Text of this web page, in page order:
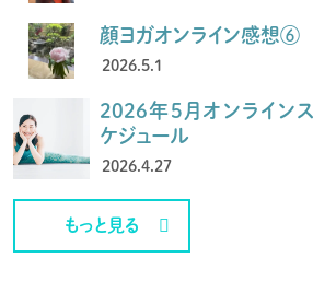
顔ヨガオンライン感想⑥
2026.5.1
2026年5月オンラインス
ケジュール
2026.4.27
もっと見る